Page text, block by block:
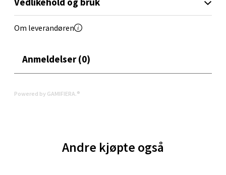
Om leverandøren
Anmeldelser (0)
Powered by GAMIFIERA.®
Andre kjøpte også
Thon Senter Orkanger, Orkdalsveien 113, 7300
Orkanger
Åpent i dag 09-20
Velg
Brodtkorbsgate 7, 1338 Sandvika
Åpent i dag 10-21